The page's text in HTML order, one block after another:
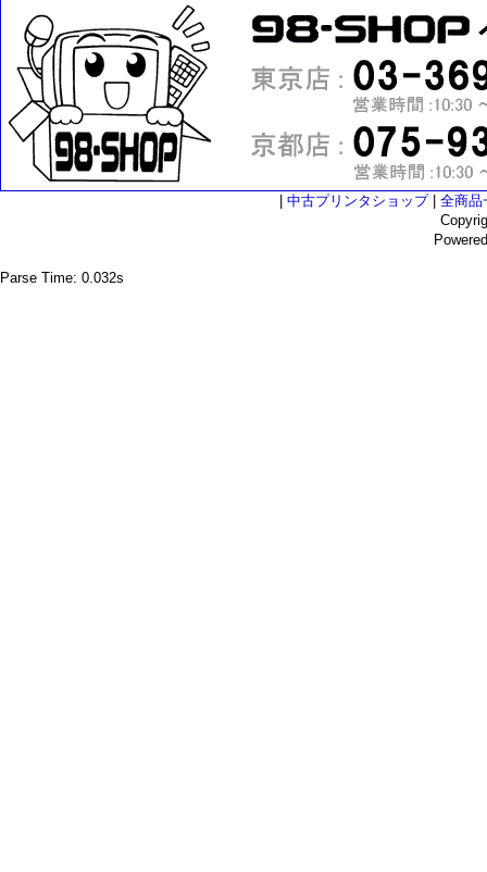
中古プリンタショップ| 全商品
Parse Time: 0.032s